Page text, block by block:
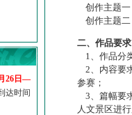
...
...
26日—
达时间
创作主题一
创作主题二
二、作品要求
1、作品分
2、内容要
参赛；
3、篇幅要
人文景区进